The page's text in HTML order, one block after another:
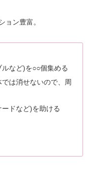
ョン豊富。
など)を○○個集める
は消せないので、周
ドなど)を助ける